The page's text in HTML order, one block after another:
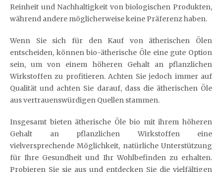
Reinheit und Nachhaltigkeit von biologischen Produkten,
während andere möglicherweise keine Präferenz haben.
Wenn Sie sich für den Kauf von ätherischen Ölen
entscheiden, können bio-ätherische Öle eine gute Option
sein, um von einem höheren Gehalt an pflanzlichen
Wirkstoffen zu profitieren. Achten Sie jedoch immer auf
Qualität und achten Sie darauf, dass die ätherischen Öle
aus vertrauenswürdigen Quellen stammen.
Insgesamt bieten ätherische Öle bio mit ihrem höheren
Gehalt an pflanzlichen Wirkstoffen eine
vielversprechende Möglichkeit, natürliche Unterstützung
für Ihre Gesundheit und Ihr Wohlbefinden zu erhalten.
Probieren Sie sie aus und entdecken Sie die vielfältigen